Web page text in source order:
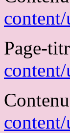
Page-